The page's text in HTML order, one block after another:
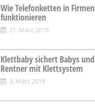
Wie Telefonketten in Firmen
funktionieren
21. März 2019
Klettbaby sichert Babys und
Rentner mit Klettsystem
3. März 2019